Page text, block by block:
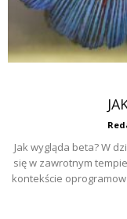
Jak wygląda beta? W
się w zawrotnym
kontekście